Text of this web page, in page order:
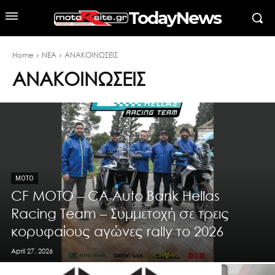
TodayNews
Home ΝΕΑ ΑΝΑΚΟΙΝΩΣΕΙΣ
ΑΝΑΚΟΙΝΩΣΕΙΣ
MOTO
CF MOTO – CA Auto Bank Hellas
Racing Team – Συμμετοχή σε τρεις
κορυφαίους αγώνες rally το 2026
April 27, 2026